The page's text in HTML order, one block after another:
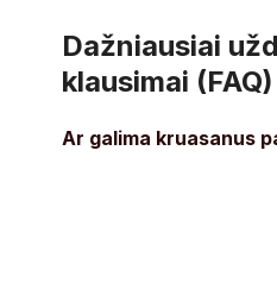
Dažniausiai
klausimai (FAQ)
Ar galima kruasanus